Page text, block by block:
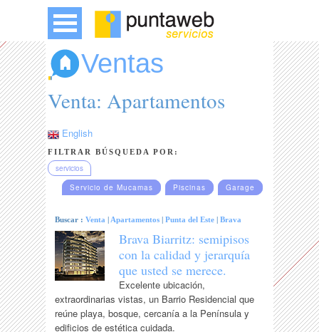
Ventas
Venta: Apartamentos
English
FILTRAR BÚSQUEDA POR:
servicios
Servicio de Mucamas
Piscinas Garage
Buscar :Venta |Apartamentos |Punta del Este |Brava
Brava Biarritz: semipisos
con la calidad y jerarquía
que usted se merece.
Excelente ubicación,
extraordinarias vistas, un Barrio Residencial que
reúne playa, bosque, cercanía a la Península y
edificios de estética cuidada.